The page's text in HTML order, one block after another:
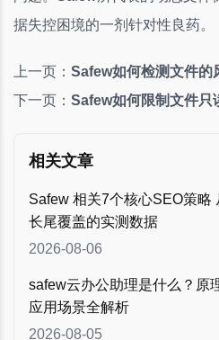
据失控困境的一剂针对性良药。
上一页： Safew如何检测文件的
下一页： Safew如何限制文件只
相关文章
Safew 相关7个核心SEO策略
长尾覆盖的实测数据
2026-08-06
safew云办公助理是什么？原
应用场景全解析
2026-08-05